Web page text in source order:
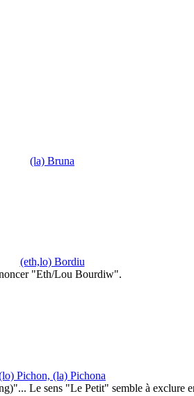
(la) Bruna
(eth,lo) Bordiu
"Eth/Lou Bourdiw".
Pichon, (la) Pichona
Le sens "Le Petit" semble à exclure